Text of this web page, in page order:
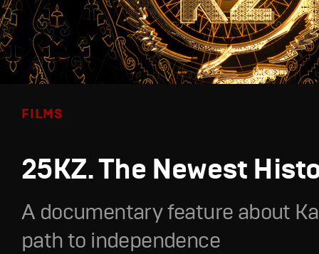
FILMS
25KZ. The Newest
A documentary feature about
path to independence